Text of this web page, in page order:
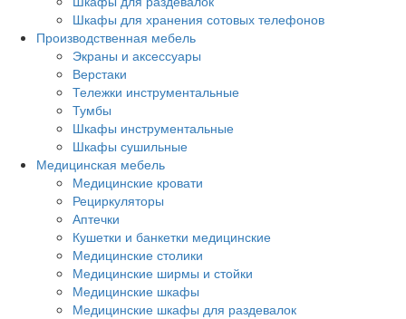
Шкафы для хранения сотовых телефонов
Производственная мебель
Экраны и аксессуары
Верстаки
Тележки инструментальные
Тумбы
Шкафы инструментальные
Шкафы сушильные
Медицинская мебель
Медицинские кровати
Рециркуляторы
Аптечки
Кушетки и банкетки медицинские
Медицинские столики
Медицинские ширмы и стойки
Медицинские шкафы
Медицинские шкафы для раздевалок